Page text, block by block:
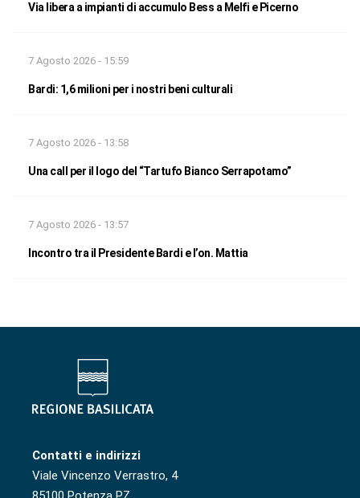
Via libera a impianti di accumulo Bess a Melfi e Picerno
7 Agosto 2026 - 15:59
Bardi: 1,6 milioni per i nostri beni culturali
7 Agosto 2026 - 13:58
Una call per il logo del “Tartufo Bianco Serrapotamo”
7 Agosto 2026 - 13:57
Incontro tra il Presidente Bardi e l’on. Mattia
Contatti e indirizzi
Viale Vincenzo Verrastro, 4